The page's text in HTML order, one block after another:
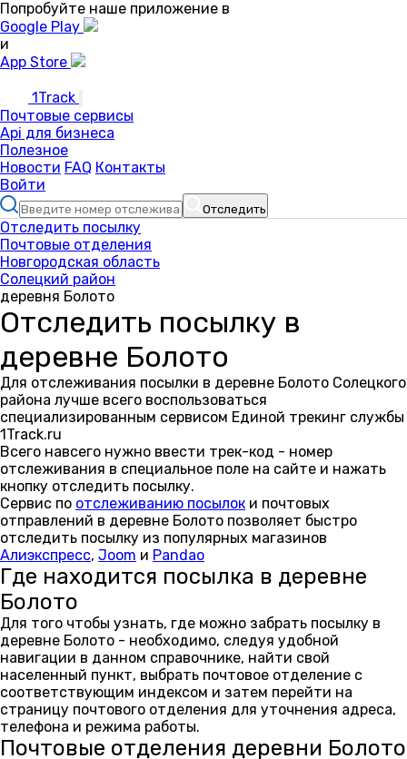
Попробуйте наше приложение в
Google Play
и
App Store
1Track
Почтовые сервисы
Api для бизнеса
Полезное
Новости FAQ Контакты
Войти
Отследить
Отследить посылку
Почтовые отделения
Новгородская область
Солецкий район
деревня Болото
Отследить посылку в
деревне Болото
Для отслеживания посылки в деревне Болото Солецкого
района лучше всего воспользоваться
специализированным сервисом Единой трекинг службы
1Track.ru
Всего навсего нужно ввести трек-код - номер
отслеживания в специальное поле на сайте и нажать
кнопку отследить посылку.
Сервис по отслеживанию посылок и почтовых
отправлений в деревне Болото позволяет быстро
отследить посылку из популярных магазинов
Алиэкспресс, Joom и Pandao
Где находится посылка в деревне
Болото
Для того чтобы узнать, где можно забрать посылку в
деревне Болото - необходимо, следуя удобной
навигации в данном справочнике, найти свой
населенный пункт, выбрать почтовое отделение с
соответствующим индексом и затем перейти на
страницу почтового отделения для уточнения адреса,
телефона и режима работы.
Почтовые отделения деревни Болото